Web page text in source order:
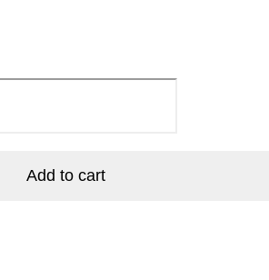
Add to cart